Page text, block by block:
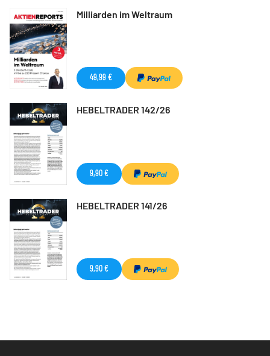
Milliarden im Weltraum
49,99 €
HEBELTRADER 142/26
9,90 €
HEBELTRADER 141/26
9,90 €